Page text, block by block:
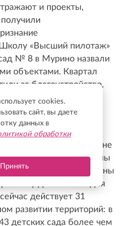
и проекты,
«Высший пилотаж»
№ 8 в Мурино назвали
объектами. Квартал
за благоустройство,
освоение
Питер» — за создание
принцип: новый дом не
пустоты. Рядом нужны
сады и школы, магазины
и места для
действует 31
развитии территорий: в
детских сада более чем
cookies.
сайт, вы даете
данных в
обработки
Принять